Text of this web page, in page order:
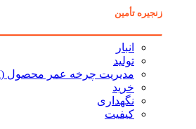
زنجیره تأمین
انبار
تولید
مدیریت چرخه عمر محصول (PLM)
خرید
نگهداری
کیفیت